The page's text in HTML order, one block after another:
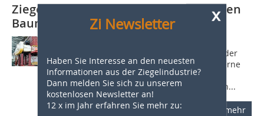
x
Zi Newsletter
Haben Sie Interesse an den neuesten
Informationen aus der Ziegelindustrie?
Dann melden Sie sich zu unserem
kostenlosen Newsletter an!
12 x im Jahr erfahren Sie mehr zu:
Ziegelwerk Makeram produziert für den
Baumarkt Tatarstans
keramischer Ziegel hat sich im Laufe der
Zeit nicht wesentlich verändert. Moderne
Ziegelwerke ­werden jedoch immer
effizienter, die Produktionskapazitäten...
mehr